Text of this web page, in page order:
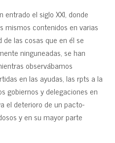
el siglo XXI, donde
mismos contenidos en varias
de las cosas que en él se
ninguneadas, se han
observábamos
en las ayudas, las rpts a la
gobiernos y delegaciones en
el deterioro de un pacto-
y en su mayor parte